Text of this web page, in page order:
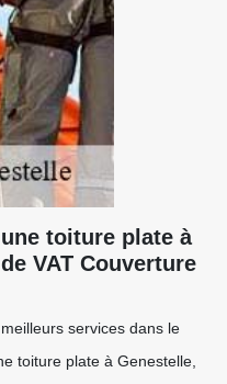
toiture plate à
VAT Couverture
services dans le
toiture plate à Genestelle,